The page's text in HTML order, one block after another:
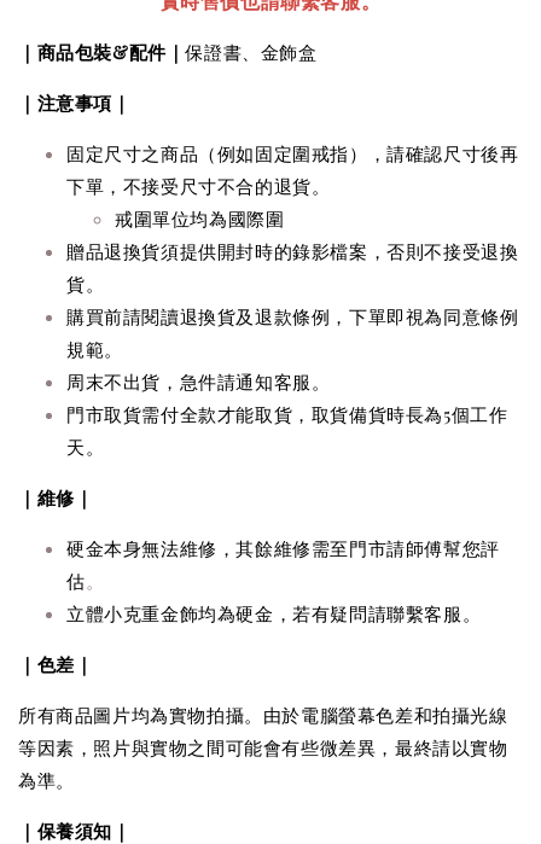
｜商品包裝&配件｜保證書、金飾盒
｜注意事項｜
固定尺寸之商品（例如固定圍戒指），請確認尺寸後再
下單，不接受尺寸不合的退貨。
戒圍單位均為國際圍
贈品退換貨須提供開封時的錄影檔案，否則不接受退換
貨。
購買前請閱讀退換貨及退款條例，下單即視為同意條例
規範。
周末不出貨，急件請通知客服。
門市取貨需付全款才能取貨，取貨備貨時長為5個工作
天。
｜維修｜
硬金本身無法維修，其餘維修需至門市請師傅幫您評
估。
立體小克重金飾均為硬金，若有疑問請聯繫客服。
｜色差｜
所有商品圖片均為實物拍攝。由於電腦螢幕色差和拍攝光線
等因素，照片與實物之間可能會有些微差異，最終請以實物
為準。
｜保養須知｜